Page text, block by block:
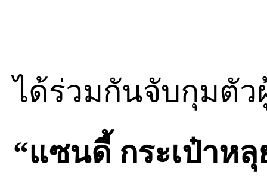
ได้ร่วมกันจับกุมตัว
“แซนดี้ กระเป๋าหลุ